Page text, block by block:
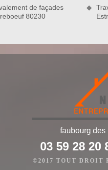
en générale
de façades
80230
faubourg des
03 59 28 20
©2017 TOUT DROIT